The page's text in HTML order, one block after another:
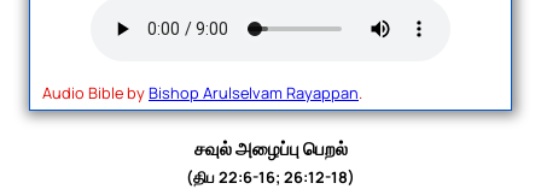
Audio Bible byBishop Arulselvam Rayappan.
சவுல் அழைப்பு பெறல்
(திப 22:6-16; 26:12-18)